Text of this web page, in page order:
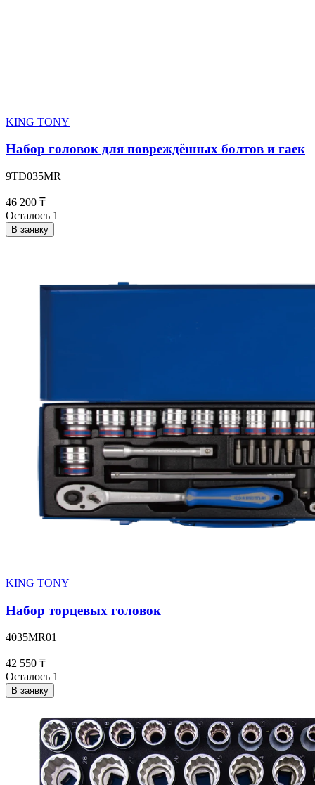
KING TONY
Набор головок для повреждённых болтов и гаек
9TD035MR
46 200 ₸
Осталось 1
В заявку
KING TONY
Набор торцевых головок
4035MR01
42 550 ₸
Осталось 1
В заявку